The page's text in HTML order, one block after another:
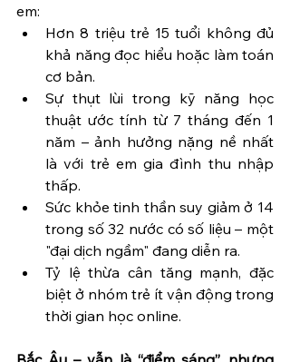
em:
Hơn 8 triệu trẻ 15 tuổi không đủ
khả năng đọc hiểu hoặc làm toán
cơ bản.
Sự thụt lùi trong kỹ năng học
thuật ước tính từ 7 tháng đến 1
năm – ảnh hưởng nặng nề nhất
là với trẻ em gia đình thu nhập
thấp.
Sức khỏe tinh thần suy giảm ở 14
trong số 32 nước có số liệu – một
"đại dịch ngầm" đang diễn ra.
Tỷ lệ thừa cân tăng mạnh, đặc
biệt ở nhóm trẻ ít vận động trong
thời gian học online.